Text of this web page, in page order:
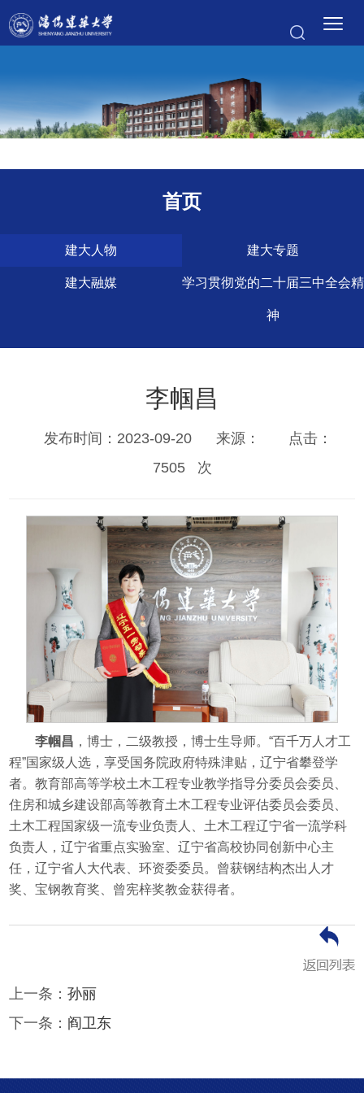
首页
建大人物 建大专题
建大融媒 学习贯彻党的二十届三中全会精
神
李帼昌
发布时间：2023-09-20 来源：
点击：
7505
次
李帼昌 ，博士，二级教授，博士生导师。“百千万人才工
程”国家级人选，享受国务院政府特殊津贴，辽宁省攀登学
者。教育部高等学校土木工程专业教学指导分委员会委员、
住房和城乡建设部高等教育土木工程专业评估委员会委员、
土木工程国家级一流专业负责人、土木工程辽宁省一流学科
负责人，辽宁省重点实验室、辽宁省高校协同创新中心主
任，辽宁省人大代表、环资委委员。曾获钢结构杰出人才
奖、宝钢教育奖、曾宪梓奖教金获得者。
上一条：孙丽
下一条： 阎卫东